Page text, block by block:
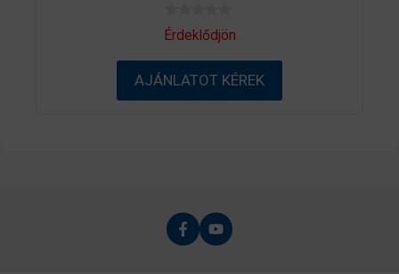
0
a
-
ő
Érdeklődjön
AJÁNLATOT KÉREK